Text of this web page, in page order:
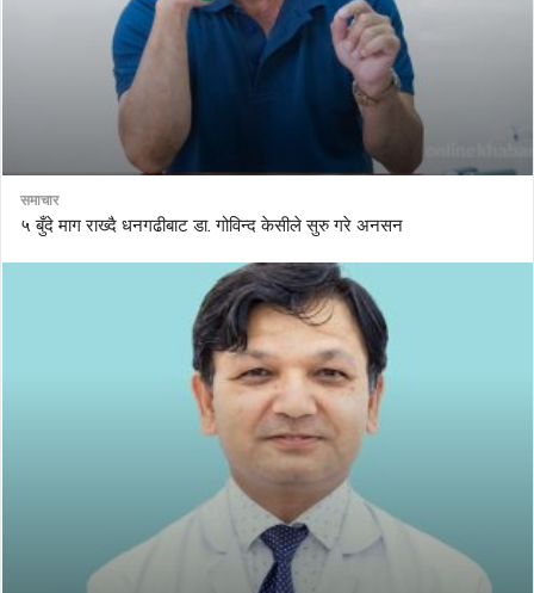
समाचार
५ बुँदे माग राख्दै धनगढीबाट डा. गोविन्द केसीले सुरु गरे अनसन